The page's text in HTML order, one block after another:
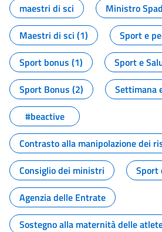
maestri di sci
Ministro
Maestri di sci (1)
Sport e
Sport bonus (1)
Sport e
Sport Bonus (2)
Settimana
#beactive
Contrasto alla manipolazione dei
Consiglio dei ministri
Sport
Agenzia delle Entrate
Sostegno alla maternità delle